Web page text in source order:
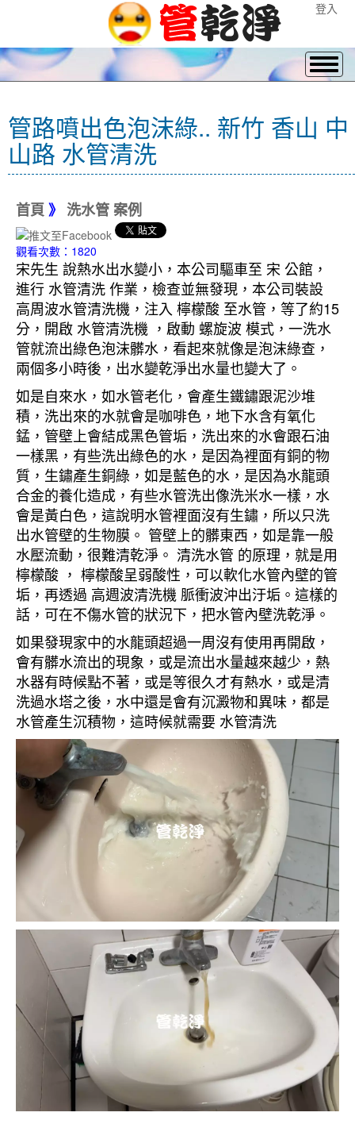
登入
管路噴出色泡沫綠.. 新竹 香山 中
山路 水管清洗
首頁 》 洗水管 案例
觀看次數：1820
宋先生 說熱水出水變小，本公司驅車至 宋 公館，
進行 水管清洗 作業，檢查並無發現，本公司裝設
高周波水管清洗機，注入 檸檬酸 至水管，等了約15
分，開啟 水管清洗機 ，啟動 螺旋波 模式，一洗水
管就流出綠色泡沫髒水，看起來就像是泡沫綠查，
兩個多小時後，出水變乾淨出水量也變大了。
如是自來水，如水管老化，會產生鐵鏽跟泥沙堆
積，洗出來的水就會是咖啡色，地下水含有氧化
錳，管壁上會結成黑色管垢，洗出來的水會跟石油
一樣黑，有些洗出綠色的水，是因為裡面有銅的物
質，生鏽產生銅綠，如是藍色的水，是因為水龍頭
合金的養化造成，有些水管洗出像洗米水一樣，水
會是黃白色，這說明水管裡面沒有生鏽，所以只洗
出水管壁的生物膜。 管壁上的髒東西，如是靠一般
水壓流動，很難清乾淨。 清洗水管 的原理，就是用
檸檬酸 ， 檸檬酸呈弱酸性，可以軟化水管內壁的管
垢，再透過 高週波清洗機 脈衝波沖出汙垢。這樣的
話，可在不傷水管的狀況下，把水管內壁洗乾淨。
如果發現家中的水龍頭超過一周沒有使用再開啟，
會有髒水流出的現象，或是流出水量越來越少，熱
水器有時候點不著，或是等很久才有熱水，或是清
洗過水塔之後，水中還是會有沉澱物和異味，都是
水管產生沉積物，這時候就需要 水管清洗